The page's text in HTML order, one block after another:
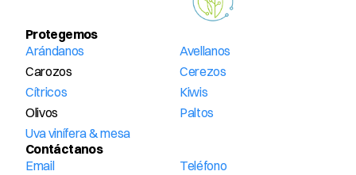
Protegemos
Arándanos
Avellanos
Carozos
Cerezos
Cítricos
Kiwis
Olivos
Paltos
Uva vinífera & mesa
Contáctanos
Email
Teléfono